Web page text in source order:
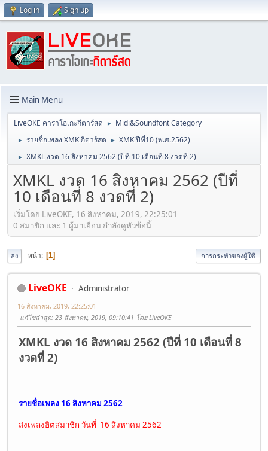
Log in Sign up
Main Menu
LiveOKE คาราโอเกะกีตาร์สด ► Midi&Soundfont Category
► รายชื่อเพลง XMK กีตาร์สด ► XMK ปีที่10 (พ.ศ.2562)
► XMKL งวด 16 สิงหาคม 2562 (ปีที่ 10 เดือนที่ 8 งวดที่ 2)
XMKL งวด 16 สิงหาคม 2562 (ปีที่
10 เดือนที่ 8 งวดที่ 2)
เริ่มโดย LiveOKE, 16 สิงหาคม, 2019, 22:25:01
0 สมาชิก และ 1 ผู้มาเยือน กำลังดูหัวข้อนี้
ลง หน้า 1 การกระทำของผู้ใช้
LiveOKE Administrator
16 สิงหาคม, 2019, 22:25:01
แก้ไขล่าสุด: 23 สิงหาคม, 2019, 09:10:41 โดย LiveOKE
XMKL งวด 16 สิงหาคม 2562 (ปีที่ 10 เดือนที่ 8
งวดที่ 2)
รายชื่อเพลง 16 สิงหาคม 2562
ส่งเพลงฮิตสมาชิก วันที่ 16 สิงหาคม 2562